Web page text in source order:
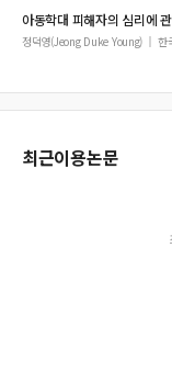
아동학대 피해자의 심리에
정덕영(Jeong Duke Young) 한
최근이용논문